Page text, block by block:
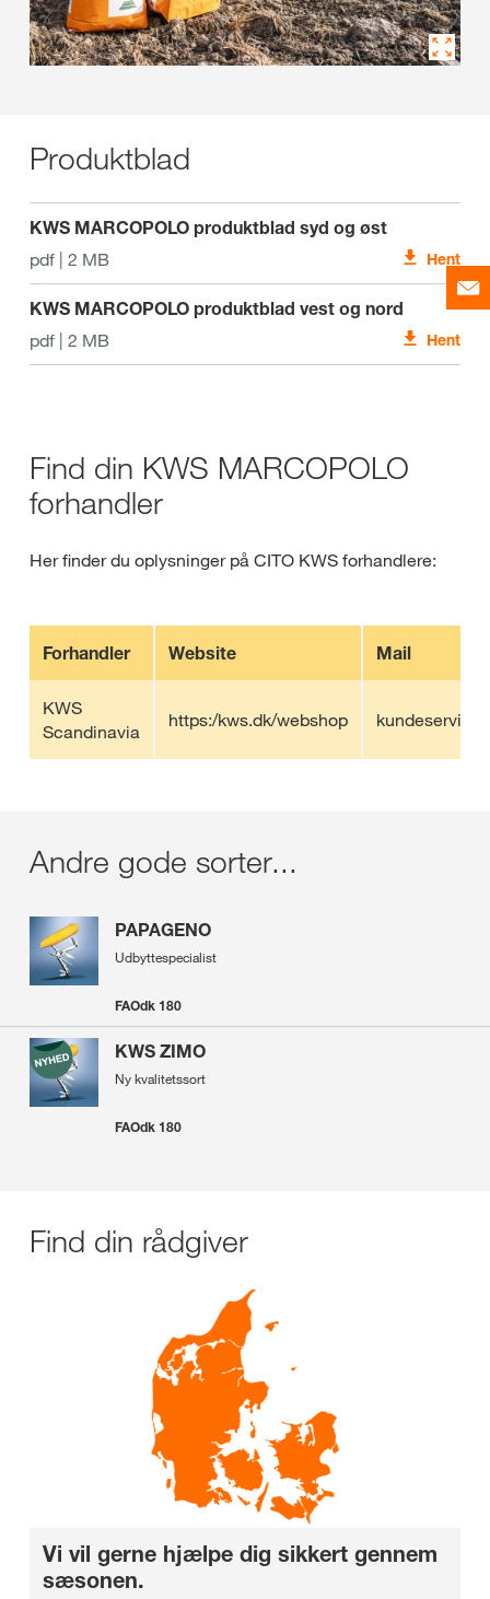
Produktblad
KWS MARCOPOLO produktblad syd og øst
pdf | 2 MB
Hent
KWS MARCOPOLO produktblad vest og nord
pdf | 2 MB
Hent
Find din KWS MARCOPOLO
forhandler
Her finder du oplysninger på CITO KWS forhandlere:
Forhandler Website Mail
KWS
Scandinavia
https:/kws.dk/webshop
Andre gode sorter...
PAPAGENO
Udbyttespecialist
FAOdk 180
KWS ZIMO
Ny kvalitetssort
FAOdk 180
Find din rådgiver
Vi vil gerne hjælpe dig sikkert gennem
sæsonen.